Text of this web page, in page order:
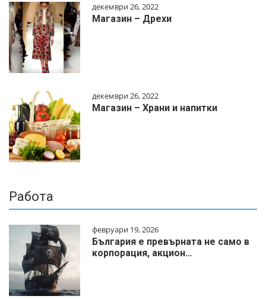
декември 26, 2022
Магазин – Дрехи
декември 26, 2022
Магазин – Храни и напитки
Работа
февруари 19, 2026
България е превърната не само в
корпорация, акцион…